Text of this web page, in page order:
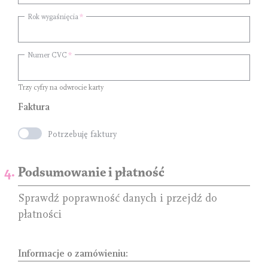
Rok wygaśnięcia
Numer CVC
Trzy cyfry na odwrocie karty
Faktura
Potrzebuję faktury
Podsumowanie i płatność
Sprawdź poprawność danych i przejdź do
płatności
Informacje o zamówieniu: